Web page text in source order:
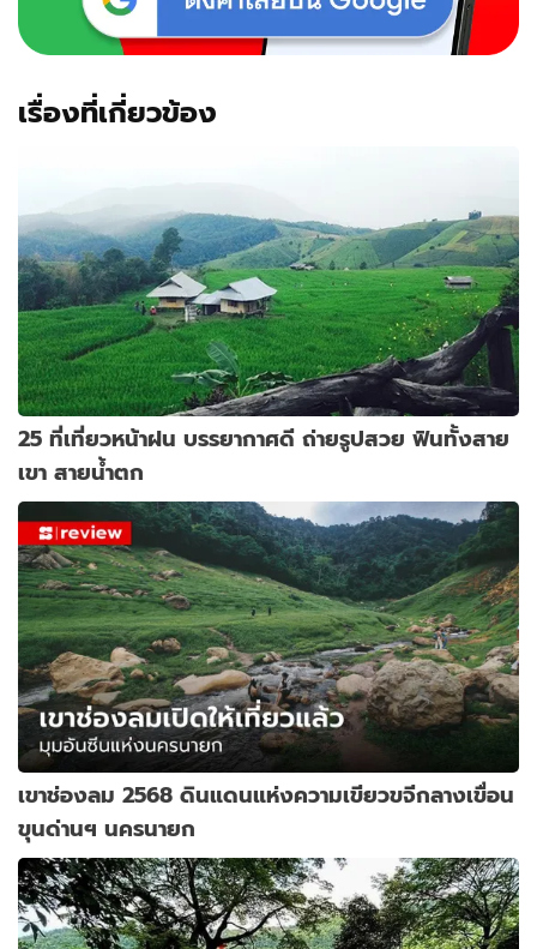
ให้
หาย
เรื่องที่เกี่ยวข้อง
25 ที่เที่ยวหน้าฝน บรรยากาศดี ถ่ายรูปสวย ฟินทั้งสาย
เขา สายน้ำตก
เขาช่องลม 2568 ดินแดนแห่งความเขียวขจีกลางเขื่อน
ขุนด่านฯ นครนายก